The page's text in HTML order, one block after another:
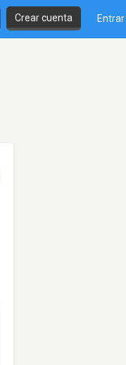
Crear cuenta Entrar